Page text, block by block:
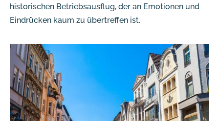
historischen Betriebsausflug, der an Emotionen und
Eindrücken kaum zu übertreffen ist.